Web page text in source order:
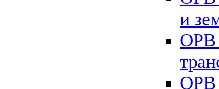
и
ОРВ
ОРВ